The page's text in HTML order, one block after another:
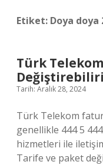
Etiket: Doya doya
Türk
Tarih: Aralık 28, 2024
Türk Telekom
genellikle 444 5
hizmetleri ile
Tarife ve paket